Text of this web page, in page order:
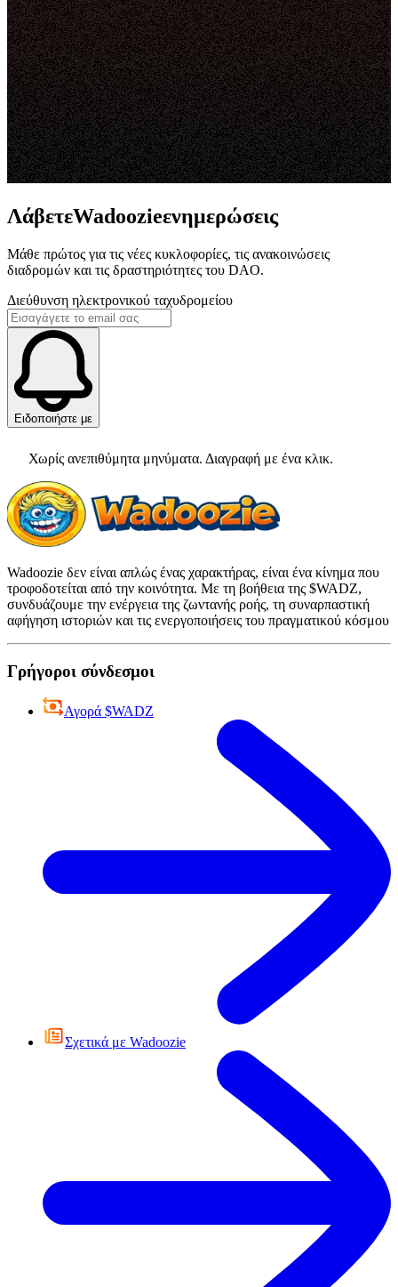
ΛάβετεWadoozieενημερώσεις
Μάθε πρώτος για τις νέες κυκλοφορίες, τις ανακοινώσεις
διαδρομών και τις δραστηριότητες του DAO.
Διεύθυνση ηλεκτρονικού ταχυδρομείου
Ειδοποιήστε με
Χωρίς ανεπιθύμητα μηνύματα. Διαγραφή με ένα κλικ.
Wadoozie δεν είναι απλώς ένας χαρακτήρας, είναι ένα κίνημα που
τροφοδοτείται από την κοινότητα. Με τη βοήθεια της $WADZ,
συνδυάζουμε την ενέργεια της ζωντανής ροής, τη συναρπαστική
αφήγηση ιστοριών και τις ενεργοποιήσεις του πραγματικού κόσμου
Γρήγοροι σύνδεσμοι
Αγορά $WADZ
Σχετικά με Wadoozie